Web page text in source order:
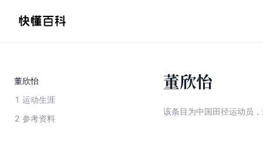
董欣怡
1 运动生涯
2 参考资料
董欣怡
该条目为中国田径运动员 ，